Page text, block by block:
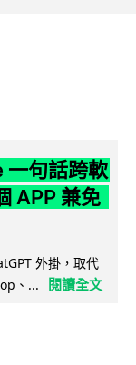
句話跨軟
APP 兼免
外掛，取代
、...
閱讀全文